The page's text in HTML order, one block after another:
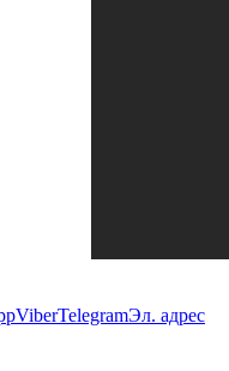
ViberTelegramЭл. адрес